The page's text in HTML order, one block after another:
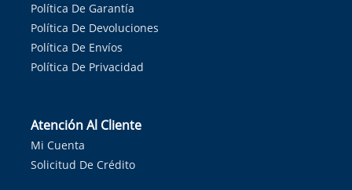
Política De Garantía
Política De Devoluciones
Política De Envíos
Política De Privacidad
Atención Al Cliente
Mi Cuenta
Solicitud De Crédito